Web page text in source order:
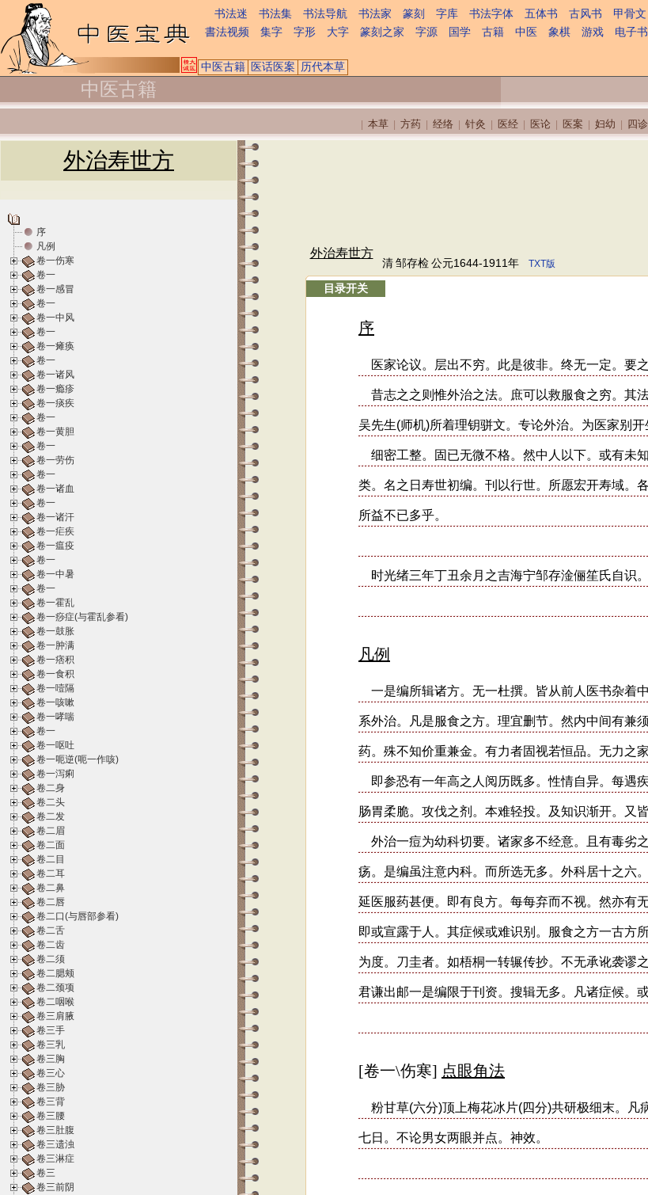
书法迷 书法集 书法导航 书法家 篆刻 字库 书法字体 五体书 古风书 甲骨文
書法视频
集字 字形 大字 篆刻之家 字源 国学 古籍 中医 象棋 游戏 电子书
中医古籍 医话医案 历代本草
中医古籍
本草 方药 经络 针灸 医经 医论 医案 妇幼 四诊
外治寿世方
序
凡例
卷一伤寒
卷一
卷一感冒
卷一
卷一中风
卷一
卷一瘫痪
卷一
卷一诸风
卷一瘾疹
卷一痰疾
卷一
卷一黄胆
卷一
卷一劳伤
卷一
卷一诸血
卷一
卷一诸汗
卷一疟疾
卷一瘟疫
卷一
卷一中暑
卷一
卷一霍乱
卷一痧症(与霍乱参看)
卷一鼓胀
卷一肿满
卷一痞积
卷一食积
卷一噎隔
卷一咳嗽
卷一哮喘
卷一
卷一呕吐
卷一呃逆(呃一作咳)
卷一泻痢
卷二身
卷二头
卷二发
卷二眉
卷二面
卷二目
卷二耳
卷二鼻
卷二唇
卷二口(与唇部参看)
卷二舌
卷二齿
卷二须
卷二腮颊
卷二颈项
卷二咽喉
卷三肩腋
卷三手
卷三乳
卷三胸
卷三心
卷三胁
卷三背
卷三腰
卷三肚腹
卷三遗浊
卷三淋症
卷三
卷三前阴
外治寿世方
清 邹存检 公元1644-1911年 TXT版
目录开关